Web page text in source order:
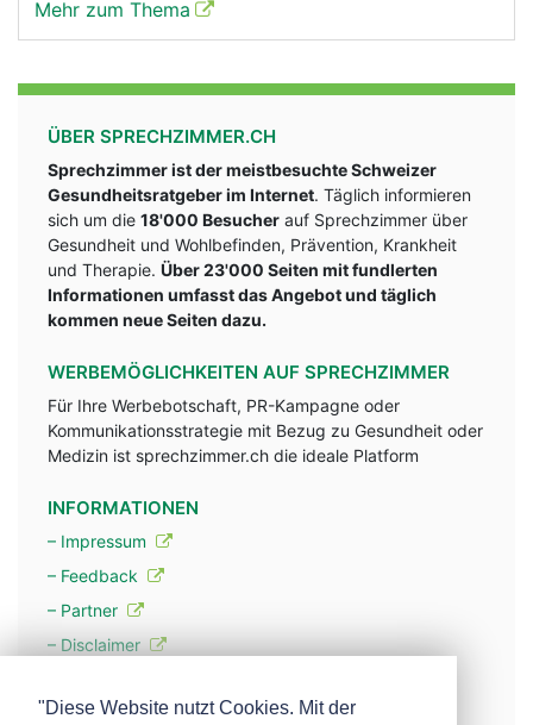
Mehr zum Thema
ÜBER SPRECHZIMMER.CH
Sprechzimmer ist der meistbesuchte Schweizer
Gesundheitsratgeber im Internet. Täglich informieren
sich um die 18'000 Besucher auf Sprechzimmer über
Gesundheit und Wohlbefinden, Prävention, Krankheit
und Therapie. Über 23'000 Seiten mit fundlerten
Informationen umfasst das Angebot und täglich
kommen neue Seiten dazu.
WERBEMÖGLICHKEITEN AUF SPRECHZIMMER
Für Ihre Werbebotschaft, PR-Kampagne oder
Kommunikationsstrategie mit Bezug zu Gesundheit oder
Medizin ist sprechzimmer.ch die ideale Platform
INFORMATIONEN
– Impressum
– Feedback
– Partner
– Disclaimer
"Diese Website nutzt Cookies. Mit der